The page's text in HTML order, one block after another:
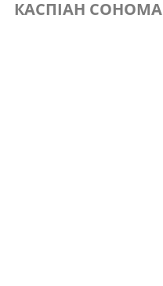
КАСПІАН СОНОМА